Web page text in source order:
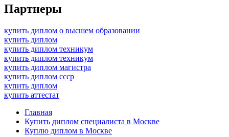
Партнеры
купить диплом о высшем образовании
купить диплом
купить диплом техникум
купить диплом техникум
купить диплом магистра
купить диплом ссср
купить диплом
купить аттестат
Главная
Купить диплом специалиста в Москве
Куплю диплом в Москве